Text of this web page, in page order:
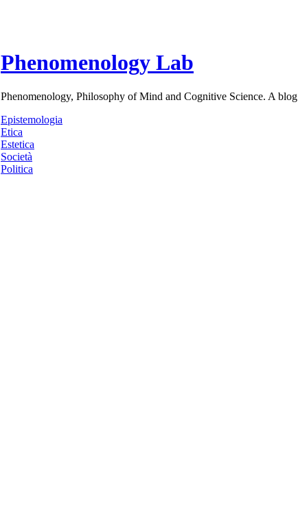
Phenomenology Lab
Phenomenology, Philosophy of Mind and Cognitive Science. A blog
Epistemologia
Etica
Estetica
Società
Politica